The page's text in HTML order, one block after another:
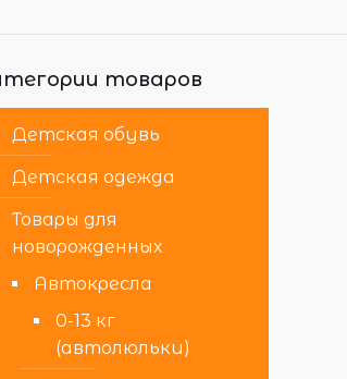
товаров
Детская обувь
Детская одежда
Товары для
новорожденных
Автокресла
0-13 кг
(автолюльки)